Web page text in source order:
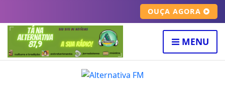
OUÇA AGORA
MENU